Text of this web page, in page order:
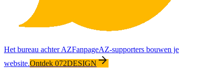
Het bureau achter AZFanpageAZ-supporters bouwen je
website.Ontdek 072DESIGN